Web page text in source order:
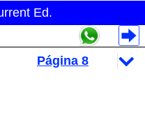
Ed.